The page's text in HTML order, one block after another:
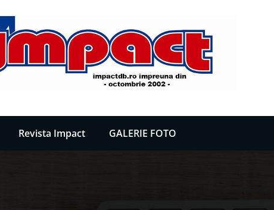
Revista Impact GALERIE FOTO